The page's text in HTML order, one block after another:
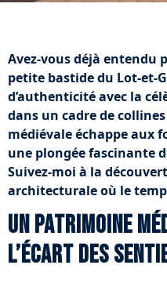
Avez-vous déjà entendu
petite bastide du Lot-et-
d’authenticité avec la
dans un cadre de
médiévale échappe aux
une plongée fascinante
Suivez-moi à la
architecturale où le
Un patrimoine
l’écart des